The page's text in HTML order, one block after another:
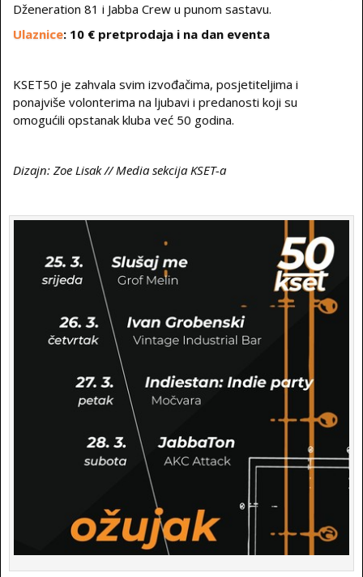
Dženeration 81 i Jabba Crew u punom sastavu.
Ulaznice: 10 € pretprodaja i na dan eventa
KSET50 je zahvala svim izvođačima, posjetiteljima i
ponajviše volonterima na ljubavi i predanosti koji su
omogućili opstanak kluba već 50 godina.
Dizajn: Zoe Lisak // Media sekcija KSET-a